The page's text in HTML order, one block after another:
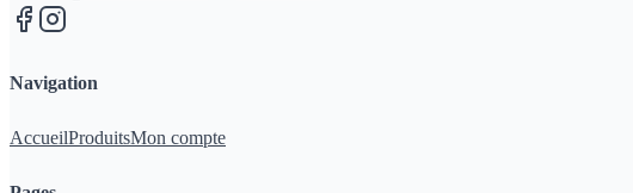
Navigation
AccueilProduitsMon compte